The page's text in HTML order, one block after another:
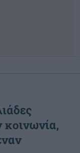
κοινωνία,